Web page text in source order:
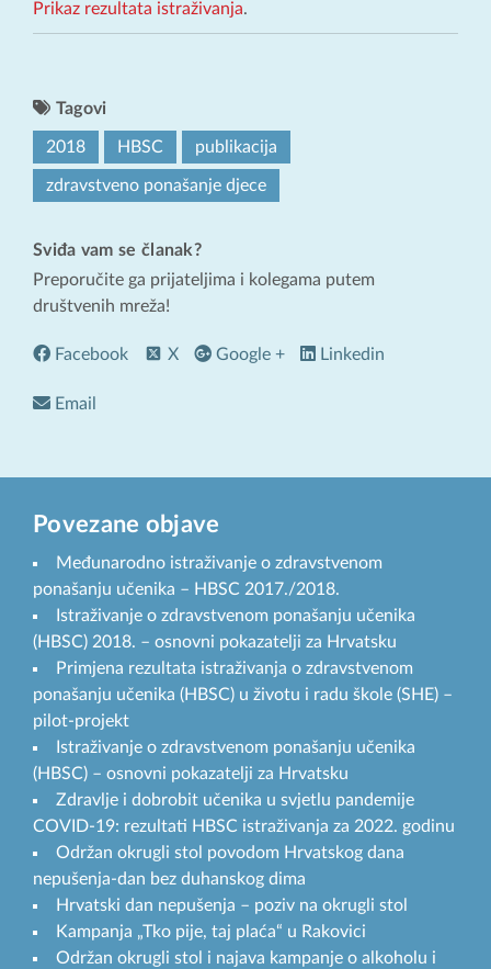
Prikaz rezultata istraživanja.
Tagovi
2018 HBSC publikacija
zdravstveno ponašanje djece
Sviđa vam se članak?
Preporučite ga prijateljima i kolegama putem
društvenih mreža!
Facebook X Google + Linkedin
Email
Povezane objave
Međunarodno istraživanje o zdravstvenom
ponašanju učenika – HBSC 2017./2018.
Istraživanje o zdravstvenom ponašanju učenika
(HBSC) 2018. – osnovni pokazatelji za Hrvatsku
Primjena rezultata istraživanja o zdravstvenom
ponašanju učenika (HBSC) u životu i radu škole (SHE) –
pilot-projekt
Istraživanje o zdravstvenom ponašanju učenika
(HBSC) – osnovni pokazatelji za Hrvatsku
Zdravlje i dobrobit učenika u svjetlu pandemije
COVID-19: rezultati HBSC istraživanja za 2022. godinu
Održan okrugli stol povodom Hrvatskog dana
nepušenja-dan bez duhanskog dima
Hrvatski dan nepušenja – poziv na okrugli stol
Kampanja „Tko pije, taj plaća“ u Rakovici
Održan okrugli stol i najava kampanje o alkoholu i